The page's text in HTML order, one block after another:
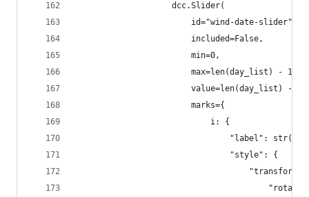
                    dcc.Slider(
                        id="wind-date-slider",
                        included=False,
                        min=0,
                        max=len(day_list) - 1,
value=len(day_list) -
                        marks={
                            i: {
"label":
                                "style": {
"transform":